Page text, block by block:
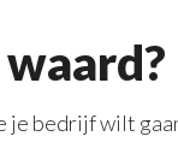
bedrijf wilt